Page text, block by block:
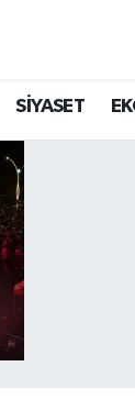
SİYASET
ve